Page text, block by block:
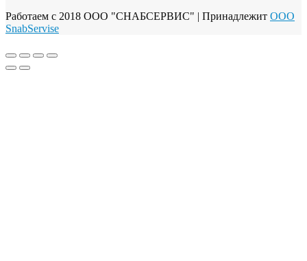
Работаем с 2018 ООО "СНАБСЕРВИС" | Принадлежит OOO
SnabServise